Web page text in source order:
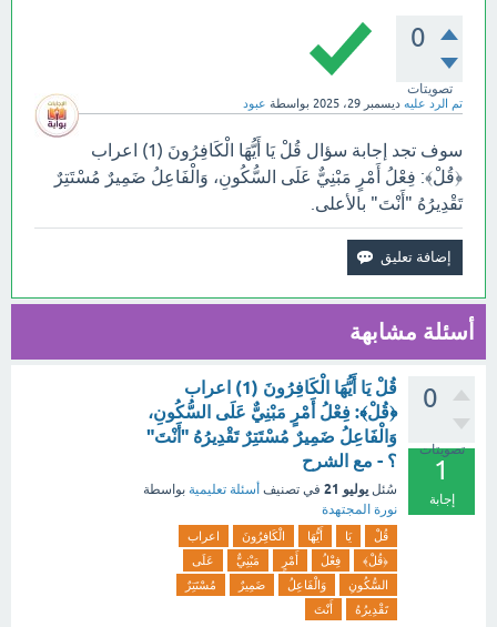
0
تصويتات
تم الرد عليه ديسمبر 29، 2025 بواسطة عبود
سوف تجد إجابة سؤال قُلْ يَا أَيُّهَا الْكَافِرُونَ (1) اعراب
﴿قُلْ﴾: فِعْلُ أَمْرٍ مَبْنِيٌّ عَلَى السُّكُونِ، وَالْفَاعِلُ ضَمِيرٌ مُسْتَتِرٌ
تَقْدِيرُهُ "أَنْتَ" بالأعلى.
أسئلة مشابهة
0
تصويتات
1
إجابة
قُلْ يَا أَيُّهَا الْكَافِرُونَ (1) اعراب
﴿قُلْ﴾: فِعْلُ أَمْرٍ مَبْنِيٌّ عَلَى السُّكُونِ،
وَالْفَاعِلُ ضَمِيرٌ مُسْتَتِرٌ تَقْدِيرُهُ "أَنْتَ"
؟ - مع الشرح
سُئل يوليو 21 في تصنيف أسئلة تعليمية بواسطة
نورة المجتهدة
قُلْ يَا أَيُّهَا الْكَافِرُونَ
اعراب
﴿قُلْ﴾
فِعْلُ أَمْرٍ مَبْنِيٌّ
عَلَى
السُّكُونِ
وَالْفَاعِلُ ضَمِيرٌ
مُسْتَتِرٌ
تَقْدِيرُهُ
أَنْتَ